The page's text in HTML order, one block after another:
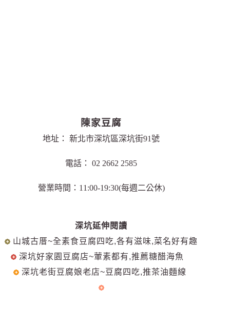
陳家豆腐
地址： 新北市深坑區深坑街91號
電話： 02 2662 2585
營業時間：11:00-19:30(每週二公休)
深坑延伸閱讀
山城古厝~全素食豆腐四吃,各有滋味,菜名好有趣
深坑好家園豆腐店~葷素都有,推薦糖醋海魚
深坑老街豆腐娘老店~豆腐四吃,推茶油麵線